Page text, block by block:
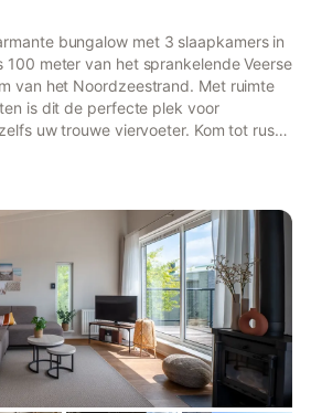
bungalow met 3 slaapkamers in
100 meter van het sprankelende Veerse
van het Noordzeestrand. Met ruimte
is dit de perfecte plek voor
uw trouwe viervoeter. Kom tot rust
uitgeruste keuken. Twee
ideale setting voor buitenplezier. De
waterliefhebbers: zwemmen, zeilen,